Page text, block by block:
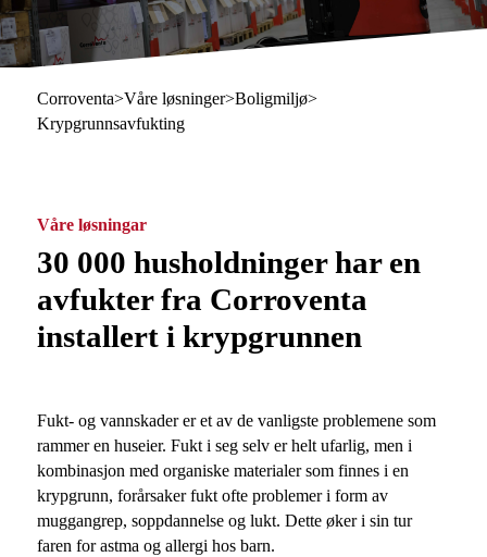
Corroventa>Våre løsninger>Boligmiljø>
Krypgrunnsavfukting
Våre løsningar
30 000 husholdninger har en
avfukter fra Corroventa
installert i krypgrunnen
Fukt- og vannskader er et av de vanligste problemene som
rammer en huseier. Fukt i seg selv er helt ufarlig, men i
kombinasjon med organiske materialer som finnes i en
krypgrunn, forårsaker fukt ofte problemer i form av
muggangrep, soppdannelse og lukt. Dette øker i sin tur
faren for astma og allergi hos barn.